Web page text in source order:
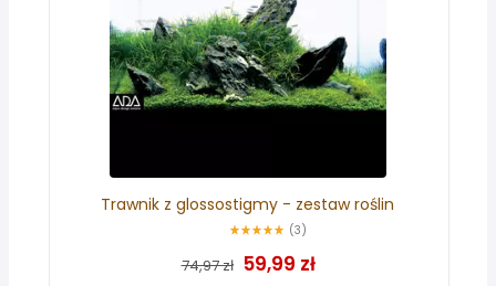
Trawnik z glossostigmy - zestaw roślin
(3)
74,97 zł 59,99 zł